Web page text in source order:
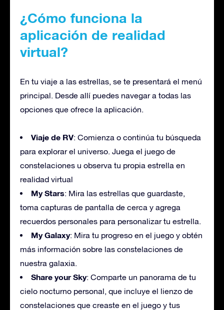
¿Cómo funciona la
aplicación de realidad
virtual?
En tu viaje a las estrellas, se te presentará el menú
principal. Desde allí puedes navegar a todas las
opciones que ofrece la aplicación.
Viaje de RV: Comienza o continúa tu búsqueda
para explorar el universo. Juega el juego de
constelaciones u observa tu propia estrella en
realidad virtual
My Stars: Mira las estrellas que guardaste,
toma capturas de pantalla de cerca y agrega
recuerdos personales para personalizar tu estrella.
My Galaxy: Mira tu progreso en el juego y obtén
más información sobre las constelaciones de
nuestra galaxia.
Share your Sky: Comparte un panorama de tu
cielo nocturno personal, que incluye el lienzo de
constelaciones que creaste en el juego y tus